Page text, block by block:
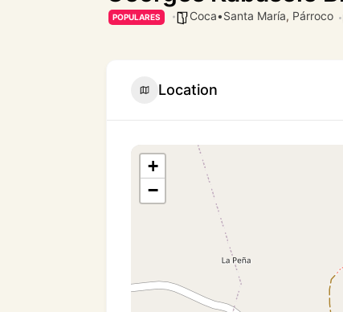
POPULARES Coca•Santa María, Párroco
Location
+
−